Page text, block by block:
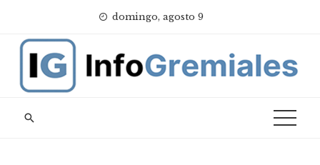
content
domingo, agosto 9